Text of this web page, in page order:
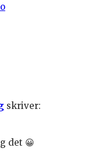
skriver:
det 😀